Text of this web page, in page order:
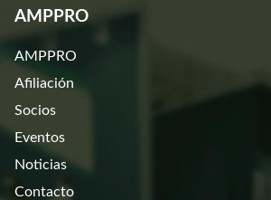
AMPPRO
AMPPRO
Afiliación
Socios
Eventos
Noticias
Contacto